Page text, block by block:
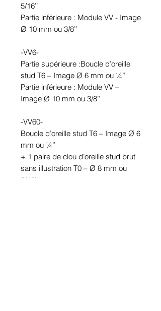
5/16’’
Partie inférieure : Module VV - Image
Ø 10 mm ou 3/8’’
-VV6-
Partie supérieure :Boucle d’oreille
stud T6 – Image Ø 6 mm ou ¼’’
Partie inférieure : Module VV –
Image Ø 10 mm ou 3/8’’
-VV60-
Boucle d’oreille stud T6 – Image Ø 6
mm ou ¼’’
+ 1 paire de clou d’oreille stud brut
sans illustration T0 – Ø 8 mm ou
5/16’’